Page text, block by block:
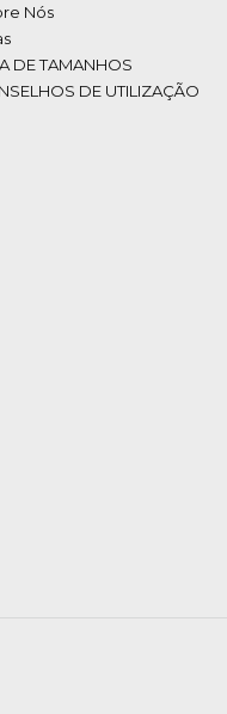
Nós
DE TAMANHOS
DE UTILIZAÇÃO